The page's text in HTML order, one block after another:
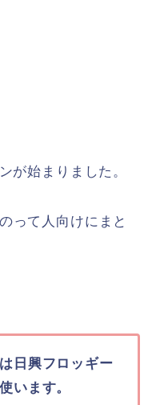
が始まりました。
って人向けにまと
日興フロッギー
います。